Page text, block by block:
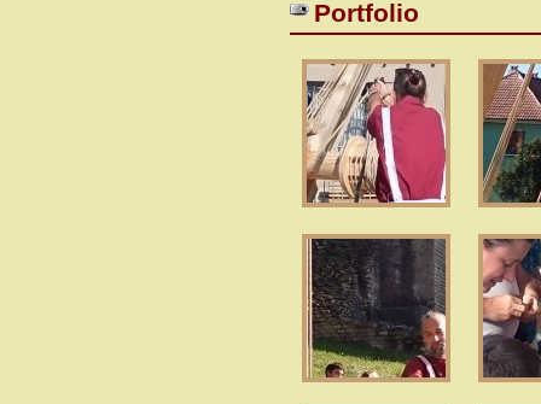
Portfolio